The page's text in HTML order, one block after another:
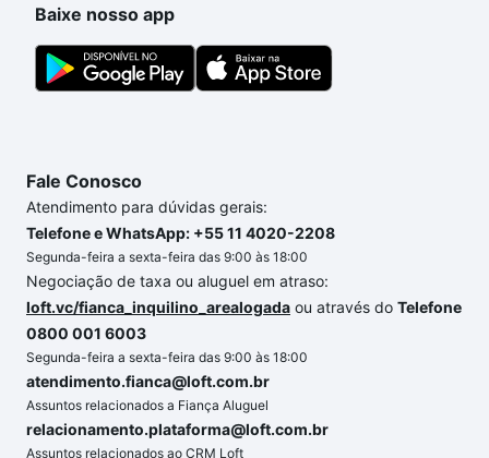
portal quanto custa comprar um apartamento
conte com a gente para comprar o imóvel dos seus
sonhos com segurança e conforto. Loft, com você
Baixe nosso app
Fale Conosco
Atendimento para dúvidas gerais:
Telefone e WhatsApp: +55 11 4020-2208
Segunda-feira a sexta-feira das 9:00 às 18:00
Negociação de taxa ou aluguel em atraso:
loft.vc/fianca_inquilino_arealogada ou através do Telefone
0800 001 6003
Segunda-feira a sexta-feira das 9:00 às 18:00
atendimento.fianca@loft.com.br
Assuntos relacionados a Fiança Aluguel
relacionamento.plataforma@loft.com.br
Assuntos relacionados ao CRM Loft